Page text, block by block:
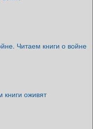
Читаем книги о войне
книги оживят